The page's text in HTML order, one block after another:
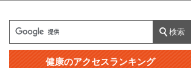
健康のアクセスランキング